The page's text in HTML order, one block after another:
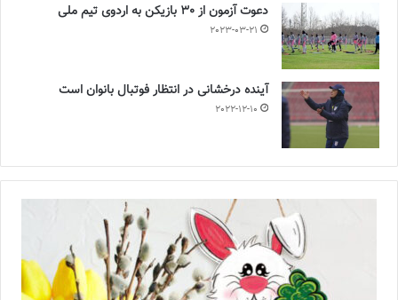
دعوت آزمون از 30 بازیکن به اردوی تیم ملی
2023-03-21
آینده درخشانی در انتظار فوتبال بانوان است
2022-12-10